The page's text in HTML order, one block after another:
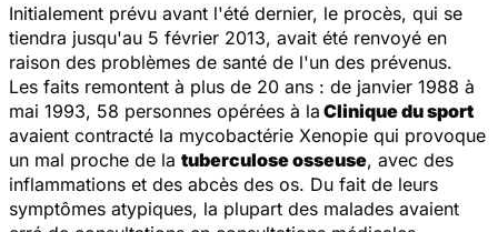
Initialement prévu avant l'été dernier, le procès, qui se
tiendra jusqu'au 5 février 2013, avait été renvoyé en
raison des problèmes de santé de l'un des prévenus.
Les faits remontent à plus de 20 ans : de janvier 1988 à
mai 1993, 58 personnes opérées à la Clinique du sport
avaient contracté la mycobactérie Xenopie qui provoque
un mal proche de la tuberculose osseuse, avec des
inflammations et des abcès des os. Du fait de leurs
symptômes atypiques, la plupart des malades avaient